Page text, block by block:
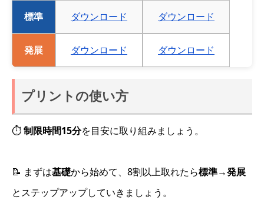
標準 ダウンロード ダウンロード
発展 ダウンロード ダウンロード
プリントの使い方
⏱制限時間15分を目安に取り組みましょう。
📝 まずは基礎から始めて、8割以上取れたら標準→発展
とステップアップしていきましょう。